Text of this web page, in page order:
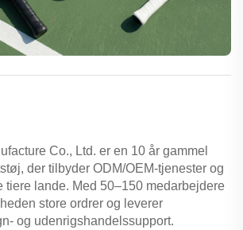
Co., Ltd. er en 10 år gammel
der tilbyder ODM/OEM-tjenester og
tiere lande. Med 50–150 medarbejdere
store ordrer og leverer
og udenrigshandelssupport.